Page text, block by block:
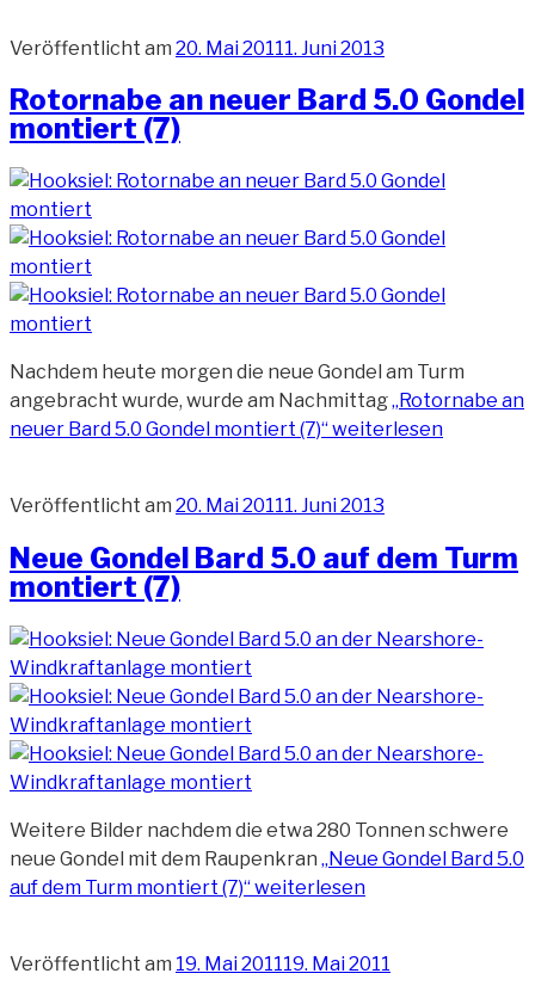
Veröffentlicht am 20. Mai 20111. Juni 2013
Rotornabe an neuer Bard 5.0 Gondel
montiert (7)
Nachdem heute morgen die neue Gondel am Turm
angebracht wurde, wurde am Nachmittag„Rotornabe an
neuer Bard 5.0 Gondel montiert (7)“weiterlesen
Veröffentlicht am 20. Mai 20111. Juni 2013
Neue Gondel Bard 5.0 auf dem Turm
montiert (7)
Weitere Bilder nachdem die etwa 280 Tonnen schwere
neue Gondel mit dem Raupenkran „Neue Gondel Bard 5.0
auf dem Turm montiert (7)“weiterlesen
Veröffentlicht am 19. Mai 201119. Mai 2011